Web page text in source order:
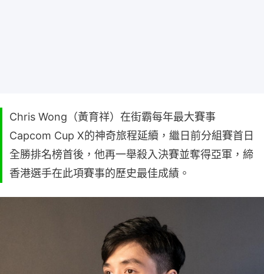
Chris Wong（黃育祥）在街霸每年最大賽事
Capcom Cup X的神奇旅程延續，繼日前分組賽首日
全勝排名榜首後，他再一舉殺入決賽並奪得亞軍，締
香港選手在此項賽事的歷史最佳成績。